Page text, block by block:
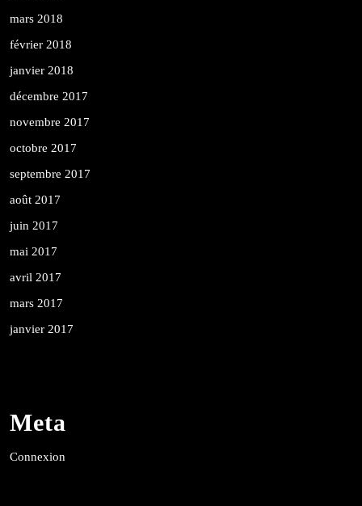
mars 2018
février 2018
janvier 2018
décembre 2017
novembre 2017
octobre 2017
septembre 2017
août 2017
juin 2017
mai 2017
avril 2017
mars 2017
janvier 2017
Meta
Connexion